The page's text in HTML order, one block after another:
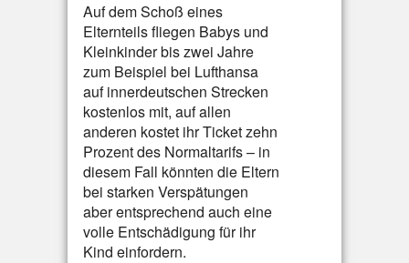
Auf dem Schoß eines
Elternteils fliegen Babys und
Kleinkinder bis zwei Jahre
zum Beispiel bei Lufthansa
auf innerdeutschen Strecken
kostenlos mit, auf allen
anderen kostet ihr Ticket zehn
Prozent des Normaltarifs – in
diesem Fall könnten die Eltern
bei starken Verspätungen
aber entsprechend auch eine
volle Entschädigung für ihr
Kind einfordern.